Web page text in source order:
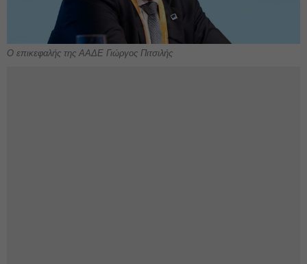
Ο επικεφαλής της ΑΑΔΕ Γιώργος Πιτσιλής